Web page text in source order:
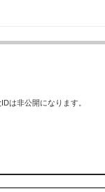
IDは非公開になります。